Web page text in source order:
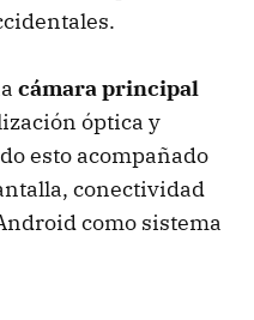
cámara principal
óptica y
esto acompañado
conectividad
como sistema